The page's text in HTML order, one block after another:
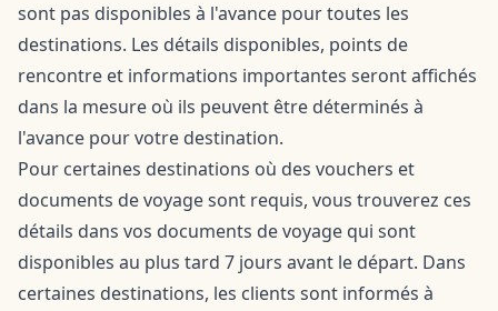
sont pas disponibles à l'avance pour toutes les
destinations. Les détails disponibles, points de
rencontre et informations importantes seront affichés
dans la mesure où ils peuvent être déterminés à
l'avance pour votre destination.
Pour certaines destinations où des vouchers et
documents de voyage sont requis, vous trouverez ces
détails dans vos documents de voyage qui sont
disponibles au plus tard 7 jours avant le départ. Dans
certaines destinations, les clients sont informés à